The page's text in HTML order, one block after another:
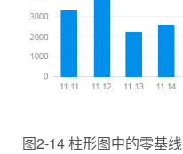
图2-14 柱形图中的零基线